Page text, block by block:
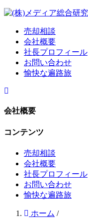
売却相談
会社概要
社長プロフィール
お問い合わせ
愉快な遍路旅
会社概要
コンテンツ
売却相談
会社概要
社長プロフィール
お問い合わせ
愉快な遍路旅
ホーム /